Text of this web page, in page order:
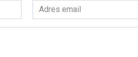
Adres
email
*